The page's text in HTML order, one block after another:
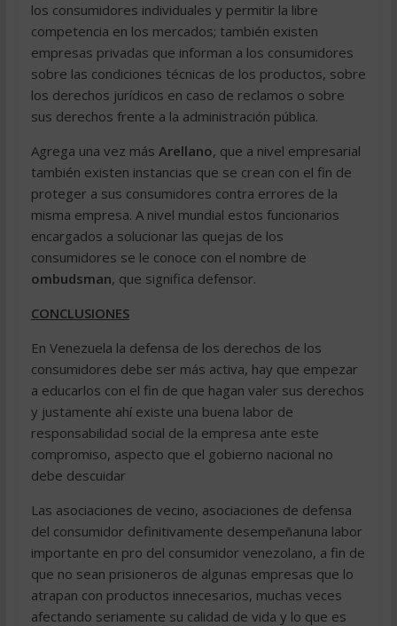
los consumidores individuales y permitir la libre
competencia en los mercados; también existen
empresas privadas que informan a los consumidores
sobre las condiciones técnicas de los productos, sobre
los derechos jurídicos en caso de reclamos o sobre
sus derechos frente a la administración pública.
Agrega una vez más Arellano, que a nivel empresarial
también existen instancias que se crean con el fin de
proteger a sus consumidores contra errores de la
misma empresa. A nivel mundial estos funcionarios
encargados a solucionar las quejas de los
consumidores se le conoce con el nombre de
ombudsman, que significa defensor.
CONCLUSIONES
En Venezuela la defensa de los derechos de los
consumidores debe ser más activa, hay que empezar
a educarlos con el fin de que hagan valer sus derechos
y justamente ahí existe una buena labor de
responsabilidad social de la empresa ante este
compromiso, aspecto que el gobierno nacional no
debe descuidar
Las asociaciones de vecino, asociaciones de defensa
del consumidor definitivamente desempeñanuna labor
importante en pro del consumidor venezolano, a fin de
que no sean prisioneros de algunas empresas que lo
atrapan con productos innecesarios, muchas veces
afectando seriamente su calidad de vida y lo que es